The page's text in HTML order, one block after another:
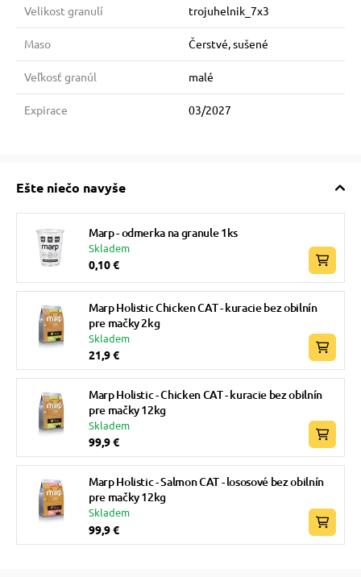
Velikost granulí trojuhelnik_7x3
Maso Čerstvé, sušené
Veľkosť granúl malé
Expirace 03/2027
Ešte niečo navyše
Marp - odmerka na granule 1ks
Skladem
0,10 €
Marp Holistic Chicken CAT - kuracie bez obilnín
pre mačky 2kg
Skladem
21,9 €
Marp Holistic - Chicken CAT - kuracie bez obilnín
pre mačky 12kg
Skladem
99,9 €
Marp Holistic - Salmon CAT - lososové bez obilnín
pre mačky 12kg
Skladem
99,9 €